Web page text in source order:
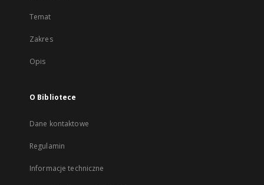
Temat
Zakres
Opis
O Bibliotece
Dane kontaktowe
Regulamin
Informacje techniczne